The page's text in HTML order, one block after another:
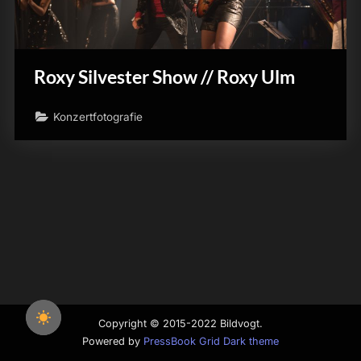
Roxy Silvester Show // Roxy Ulm
Konzertfotografie
Copyright © 2015-2022 Bildvogt.
Powered by PressBook Grid Dark theme